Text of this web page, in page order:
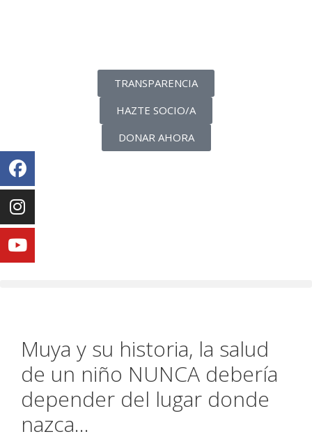
TRANSPARENCIA
HAZTE SOCIO/A
DONAR AHORA
Muya y su historia, la salud
de un niño NUNCA debería
depender del lugar donde
nazca…